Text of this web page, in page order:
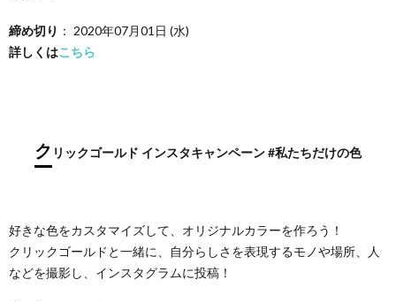
締め切り ： 2020年07月01日 (水)
詳しくはこちら
ク リックゴールド インスタキャンペーン #私たちだけの色
好きな色をカスタマイズして、オリジナルカラーを作ろう！
クリックゴールドと一緒に、自分らしさを表現するモノや場所、人
などを撮影し、インスタグラムに投稿！